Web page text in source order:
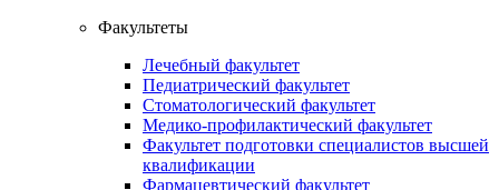
Факультеты
Лечебный факультет
Педиатрический факультет
Стоматологический факультет
Медико-профилактический факультет
Факультет подготовки специалистов высшей
квалификации
Фармацевтический факультет